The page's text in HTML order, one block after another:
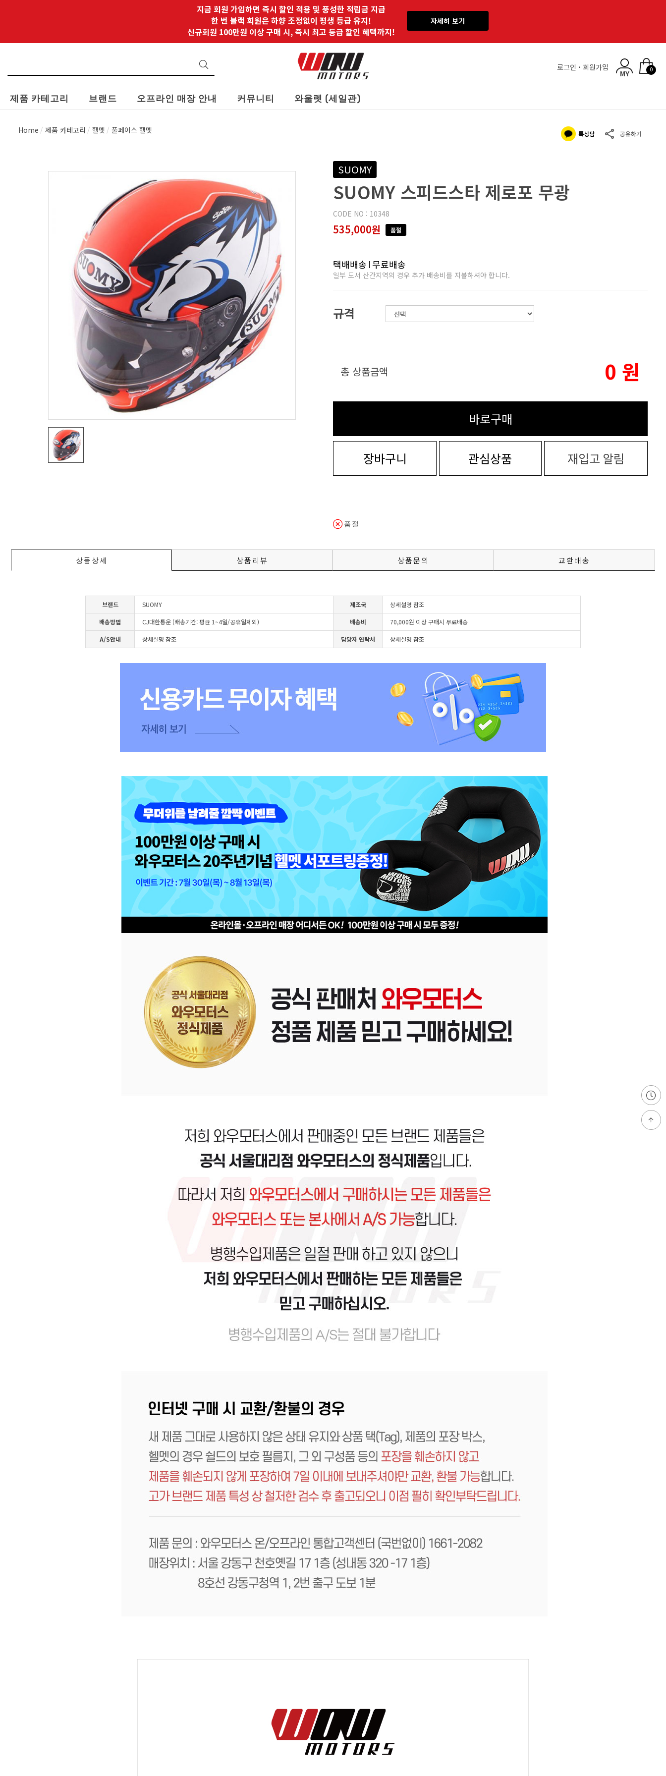
지금 회원 가입하면 즉시 할인 적용 및 풍성한 적립금 지급
한 번 블랙 회원은 하향 조정없이 평생 등급 유지!
신규회원 100만원 이상 구매 시, 즉시 최고 등급 할인 혜택까지!
자세히 보기
로그인 · 회원가입 0
제품 카테고리 브랜드 오프라인 매장 안내 커뮤니티 와울렛 (세일관)
Home 제품 카테고리 헬멧 풀페이스 헬멧
SUOMY
SUOMY 스피드스타 제로포 무광
CODE NO : 10348
535,000원 품절
택배배송 무료배송
일부 도서 산간지역의 경우 추가 배송비를 지불하셔야 합니다.
규격
총 상품금액 0 원
바로구매
장바구니 관심상품 재입고 알림
품절
상품상세 상품리뷰 상품문의 교환배송
브랜드 SUOMY 제조국 상세설명 참조
배송방법 CJ대한통운 (배송기간: 평균 1~4일/공휴일제외) 배송비 70,000원 이상 구매시 무료배송
A/S안내 상세설명 참조 담당자 연락처 상세설명 참조